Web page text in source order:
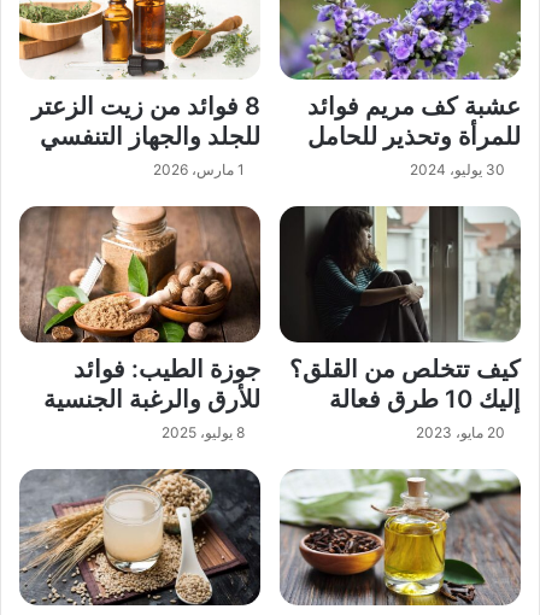
عشبة كف مريم فوائد
للمرأة وتحذير للحامل
30 يوليو، 2024
8 فوائد من زيت الزعتر
للجلد والجهاز التنفسي
1 مارس، 2026
كيف تتخلص من القلق؟
إليك 10 طرق فعالة
20 مايو، 2023
جوزة الطيب: فوائد
للأرق والرغبة الجنسية
8 يوليو، 2025